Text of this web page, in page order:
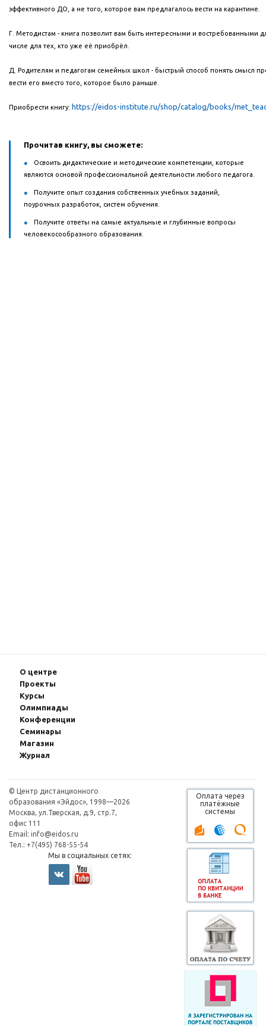
эффективного ДО, а не того, которое вам предлагалось вести на карантине.
Г. Методистам - книга позволит вам быть интересными и востребованными
числе для тех, кто уже её приобрёл.
Д. Родителям и педагогам семейных школ - быстрый способ понять смысл
вести его вместо того, которое было раньше.
Приобрести книгу: https://eidos-institute.ru/shop/catalog/books/
Прочитав книгу, вы сможете:
Освоить дидактические и методические компетенции, которые
являются основой профессиональной деятельности любого педагога.
Получите опыт создания собственных учебных заданий,
поурочных разработок, систем обучения.
Получите ответы на самые актуальные и глубинные вопросы
человекосообразного образования.
О центре
Проекты
Курсы
Олимпиады
Конферeнции
Семинары
Магазин
Журнал
© Центр дистанционного
образования «Эйдос», 1998—2026
Москва, ул.Тверская, д.9, стр.7,
офис 111
Email: info@eidos.ru
Тел.: +7(495) 768-55-54
Мы в социальных сетях:
Оплата через
платёжные
системы